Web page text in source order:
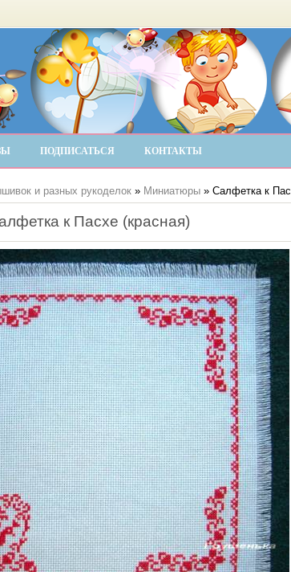
ПОДПИСАТЬСЯ КОНТАКТЫ
и разных рукоделок» Миниатюры» Салфетка к
к Пасхе (красная)